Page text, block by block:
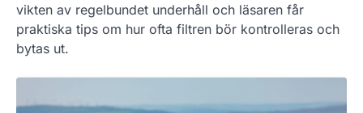
vikten av regelbundet underhåll och läsaren får
praktiska tips om hur ofta filtren bör kontrolleras och
bytas ut.